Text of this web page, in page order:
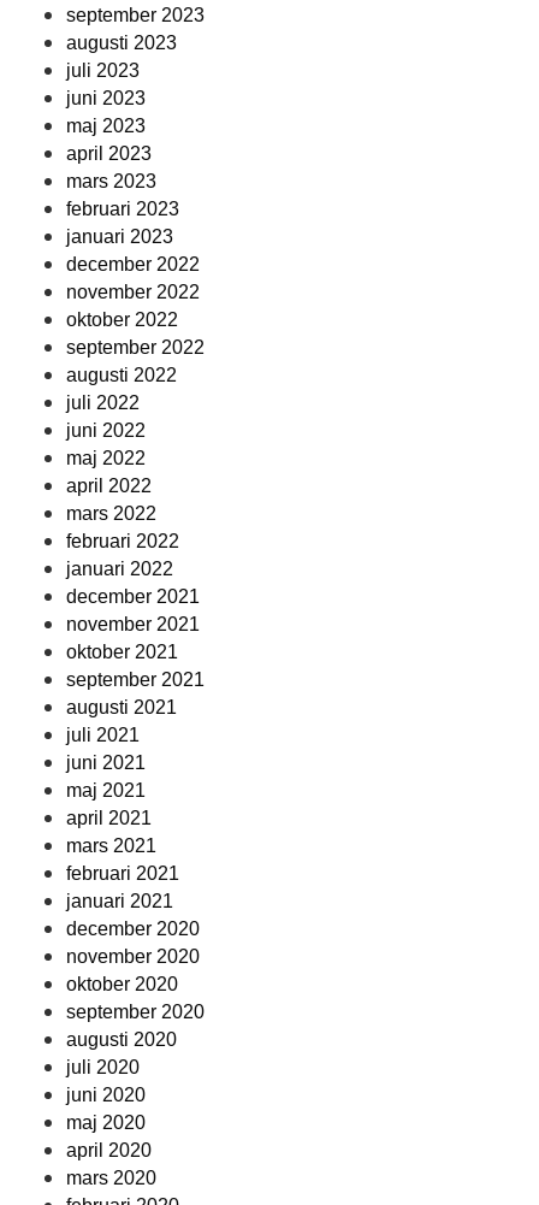
september 2023
augusti 2023
juli 2023
juni 2023
maj 2023
april 2023
mars 2023
februari 2023
januari 2023
december 2022
november 2022
oktober 2022
september 2022
augusti 2022
juli 2022
juni 2022
maj 2022
april 2022
mars 2022
februari 2022
januari 2022
december 2021
november 2021
oktober 2021
september 2021
augusti 2021
juli 2021
juni 2021
maj 2021
april 2021
mars 2021
februari 2021
januari 2021
december 2020
november 2020
oktober 2020
september 2020
augusti 2020
juli 2020
juni 2020
maj 2020
april 2020
mars 2020